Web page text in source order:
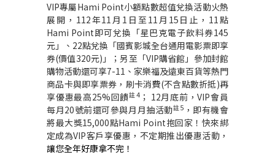
VIP專屬Hami Point小額點數超值兌換活動火熱
展開， 112年11 月 1 日至11 月 15 日止， 11點
Hami Point即可兌換「星巴克電子飲料券145
元」、 22點兌換「國賓影城全台通用電影票即享
券(價值320元) 」；另至「VIP購省館」參加封館
購物活動還可享7-11 、家樂福及遠東百貨等熱門
商品卡與即享票券，刷卡消費(不含點數折抵)再
享優惠最高25%回饋註4； 12月底前，VIP會員
每月20號前還可參與月月抽活動註5 ，即有機會
將最大獎15,000點Hami Point抱回家！快來綁
定成為VIP客戶享優惠，不定期推出優惠活動，
讓您全年好康拿不完 ！